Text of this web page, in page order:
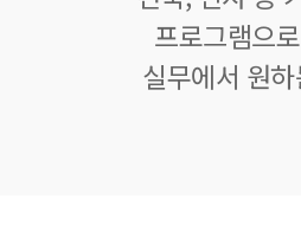
프로그램으
실무에서 원